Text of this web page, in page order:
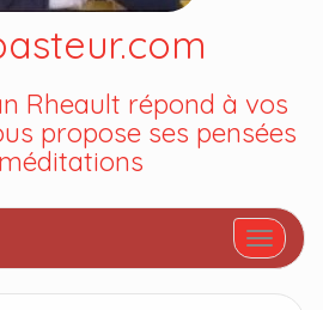
Rheault répond à vos
propose ses pensées
Afficher/